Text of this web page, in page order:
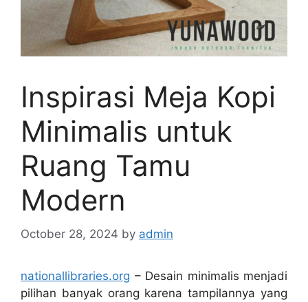
Inspirasi Meja Kopi
Minimalis untuk
Ruang Tamu
Modern
October 28, 2024 by admin
nationallibraries.org – Desain minimalis menjadi
pilihan banyak orang karena tampilannya yang